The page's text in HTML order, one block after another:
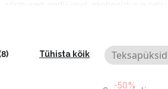
Calvin Klein, Camel Active, Denim
Tühista kõik Teksapüksid
-50%